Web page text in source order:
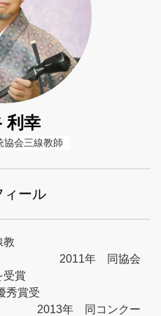
利幸
協会三線教師
ィール
教
同協会
新人賞を受賞
秀賞受
コンクー